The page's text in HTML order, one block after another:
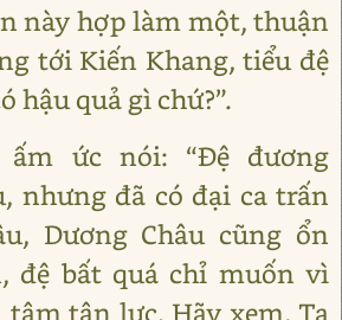
này hợp làm một, thuận
tới Kiến Khang, tiểu đệ
hậu quả gì chứ?”.
ấm ức nói: “Đệ đương
nhưng đã có đại ca trấn
Dương Châu cũng ổn
đệ bất quá chỉ muốn vì
tận lực. Hãy xem, Tạ